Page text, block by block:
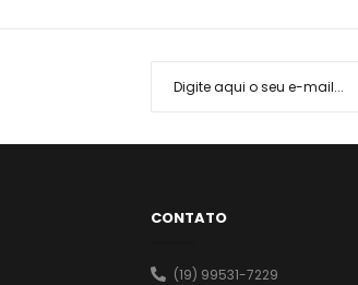
CONTATO
(19) 99531-7229